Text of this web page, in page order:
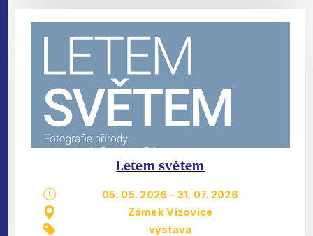
Letem světem
05. 05. 2026 - 31. 07. 2026
Zámek Vizovice
výstava